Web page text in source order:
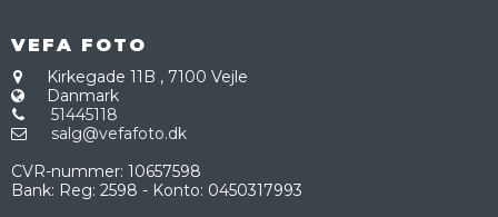
VEFA FOTO
Kirkegade 11B , 7100 Vejle
Danmark
51445118
salg@vefafoto.dk
CVR-nummer: 10657598
Bank: Reg: 2598 - Konto: 0450317993